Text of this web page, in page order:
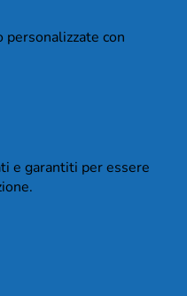
con
e garantiti per essere